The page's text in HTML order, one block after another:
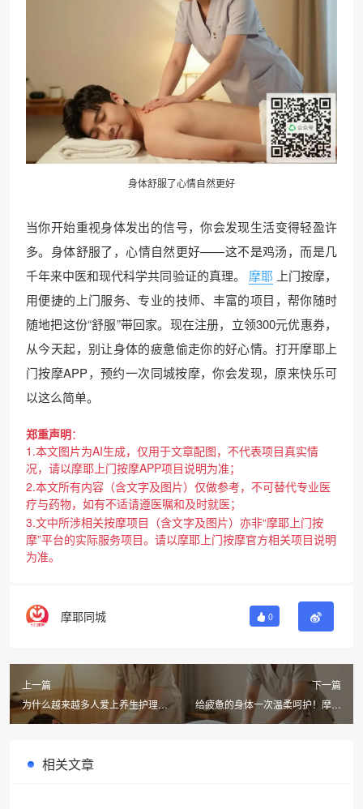
身体舒服了心情自然更好
当你开始重视身体发出的信号，你会发现生活变得轻盈许
多。身体舒服了，心情自然更好——这不是鸡汤，而是几
千年来中医和现代科学共同验证的真理。
摩耶 上门按摩，
用便捷的上门服务、专业的技师、丰富的项目，帮你随时
随地把这份“舒服”带回家。现在注册，立领300元优惠券，
从今天起，别让身体的疲惫偷走你的好心情。打开摩耶上
门按摩APP，预约一次同城按摩，你会发现，原来快乐可
以这么简单。
郑重声明：
1.本文图片为AI生成，仅用于文章配图，不代表项目真实情
况，请以摩耶上门按摩APP项目说明为准；
2.本文所有内容（含文字及图片）仅做参考，不可替代专业医
疗与药物，如有不适请遵医嘱和及时就医；
3.文中所涉相关按摩项目（含文字及图片）亦非“摩耶上门按
摩”平台的实际服务项目。请以摩耶上门按摩官方相关项目说明
为准。
摩耶同城 0
上一篇
为什么越来越多人爱上养生护理？
摩耶上门按摩给出答案
下一篇
给疲惫的身体一次温柔呵护！摩耶
上门按摩同城30分钟到家
相关文章